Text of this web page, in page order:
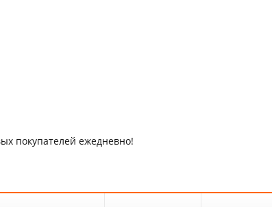
покупателей ежедневно!